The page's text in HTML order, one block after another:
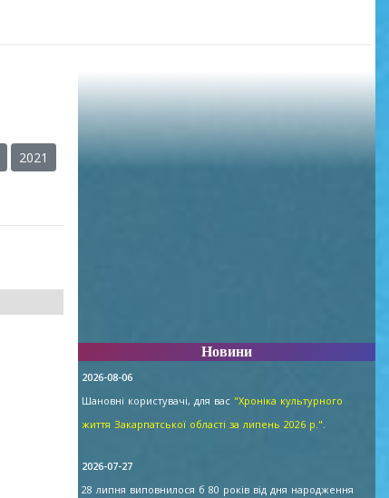
2021
Новини
2026-08-06
Шановні користувачі, для вас "Хроніка культурного
життя Закарпатської області за липень 2026 р.".
2026-07-27
28 липня виповнилося б 80 років від дня народження